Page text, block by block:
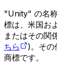
"Unity" の名
標は、米国お
またはその関
ちら
)。その
商標です。